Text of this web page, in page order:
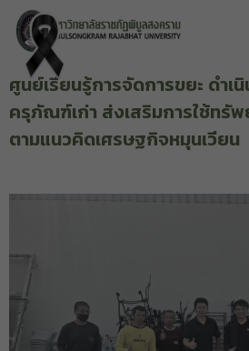
ศูนย์เรียนรู้การจัดการขยะ ดำเ
ครุภัณฑ์เก่า ส่งเสริมการใช้ทรั
ตามแนวคิดเศรษฐกิจหมุนเวียน